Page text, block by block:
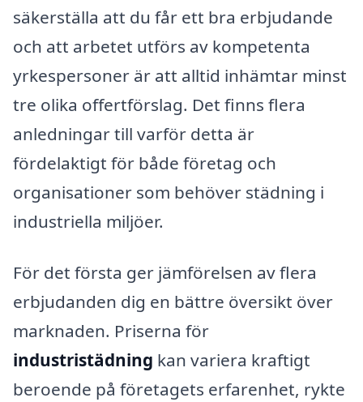
säkerställa att du får ett bra erbjudande
och att arbetet utförs av kompetenta
yrkespersoner är att alltid inhämtar minst
tre olika offertförslag. Det finns flera
anledningar till varför detta är
fördelaktigt för både företag och
organisationer som behöver städning i
industriella miljöer.
För det första ger jämförelsen av flera
erbjudanden dig en bättre översikt över
marknaden. Priserna för
industristädning kan variera kraftigt
beroende på företagets erfarenhet, rykte